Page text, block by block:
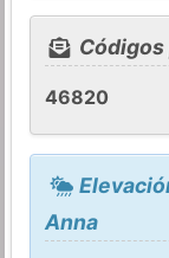
46820
Anna